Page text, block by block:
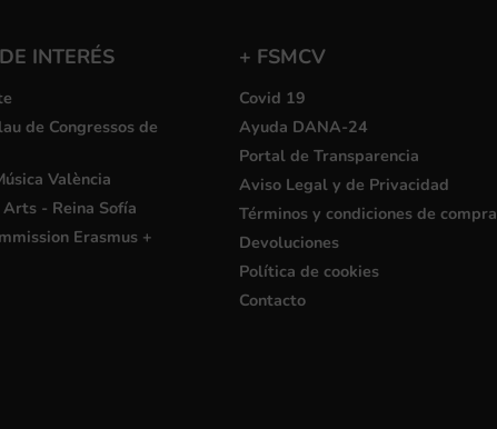
INTERÉS
de Congressos de
València
- Reina Sofía
Erasmus +
+ FSMCV
Covid 19
Ayuda DANA-24
Portal de Transparencia
Aviso Legal y de Privacidad
Términos y condiciones de compra
Devoluciones
Política de cookies
Contacto